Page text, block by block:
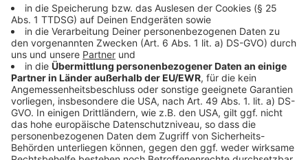
Weitere Infos und Links zum Thema:
Anzeige
Unsere Fortuna-Sonderseite
Die Tabelle der zweiten Liga